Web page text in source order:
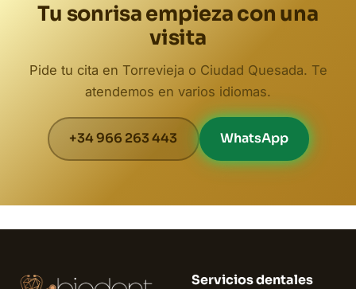
Tu sonrisa empieza con una
visita
Pide tu cita en Torrevieja o Ciudad Quesada. Te
atendemos en varios idiomas.
+34 966 263 443 WhatsApp
Servicios dentales